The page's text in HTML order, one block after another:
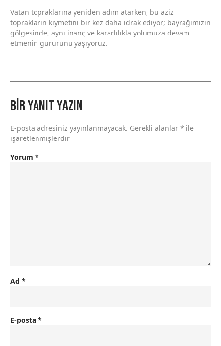
Vatan topraklarına yeniden adım atarken, bu aziz
toprakların kıymetini bir kez daha idrak ediyor; bayrağımızın
gölgesinde, aynı inanç ve kararlılıkla yolumuza devam
etmenin gururunu yaşıyoruz.
Bir yanıt yazın
E-posta adresiniz yayınlanmayacak. Gerekli alanlar * ile
işaretlenmişlerdir
Yorum *
Ad *
E-posta *